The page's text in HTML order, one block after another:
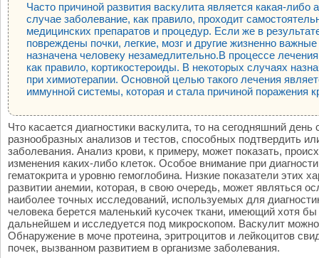
Часто причиной развития васкулита является какая-либо
случае заболевание, как правило, проходит
медицинских препаратов и процедур. Если же в
повреждены почки, легкие, мозг и другие жизненно
назначена человеку незамедлительно.В процессе
как правило, кортикостероиды. В некоторых случаях
при химиотерапии. Основной целью такого лечения
иммунной системы, которая и стала причиной поражения
Что касается диагностики васкулита, то на сегодняшний
разнообразных анализов и тестов, способных подтвердить
заболевания. Анализ крови, к примеру, может показать,
изменения каких-либо клеток. Особое внимание при
гематокрита и уровню гемоглобина. Низкие показатели этих
развитии анемии, которая, в свою очередь, может являться
наиболее точных исследований, используемых для
человека берется маленький кусочек ткани, имеющий хотя
дальнейшем и исследуется под микроскопом. Васкулит
Обнаружение в моче протеина, эритроцитов и лейкоцитов
почек, вызванном развитием в организме заболевания.